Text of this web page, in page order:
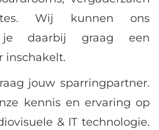
Wij kunnen ons
daarbij graag een
inschakelt.
jouw sparringpartner.
kennis en ervaring op
& IT technologie.